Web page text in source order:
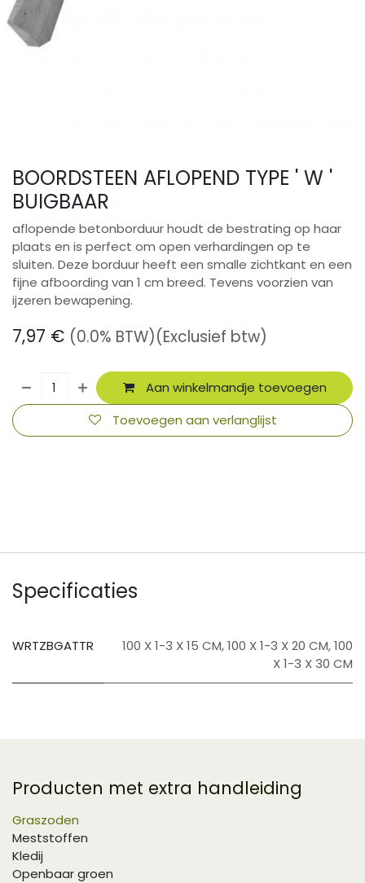
BOORDSTEEN AFLOPEND TYPE ' W '
BUIGBAAR
aflopende betonborduur houdt de bestrating op haar
plaats en is perfect om open verhardingen op te
sluiten. Deze borduur heeft een smalle zichtkant en een
fijne afboording van 1 cm breed. Tevens voorzien van
ijzeren bewapening.
7,97 € (0.0% BTW)(Exclusief btw)
Aan winkelmandje toevoegen
Toevoegen aan verlanglijst
Specificaties
WRTZBGATTR 100 X 1-3 X 15 CM,100 X 1-3 X 20 CM,100
X 1-3 X 30 CM
Producten met extra handleiding
Graszoden
Meststoffen
Kledij
Openbaar groen